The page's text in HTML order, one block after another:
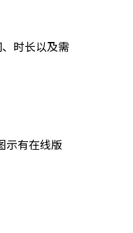
时长以及需
示有在线版